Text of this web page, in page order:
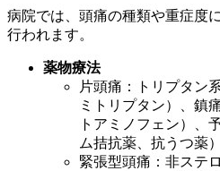
病院では、頭痛の種類や重症度
行われます。
薬物療法
片頭痛：トリプタン
ミトリプタン）、鎮
トアミノフェン）、
ム拮抗薬、抗うつ薬）
緊張型頭痛：非ステ